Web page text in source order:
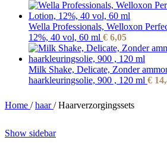
Wella Professionals, Welloxon
12%, 40 vol, 60 ml € 6,05
Milk Shake, Delicate, Zonder
haarkleuringsolie, 900 , 120 ml €
Home / haar/ Haarverzorgingssets
Show sidebar